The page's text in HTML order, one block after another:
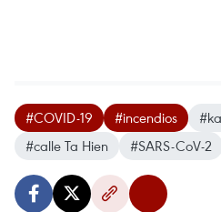
#COVID-19 #incendios
#calle Ta Hien
#SARS-CoV-2